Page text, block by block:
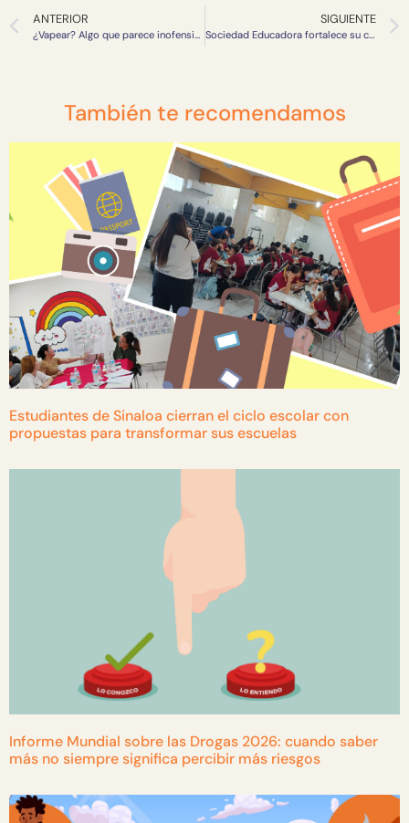
ANTERIOR
¿Vapear? Algo que parece inofensivo, pero no lo es
SIGUIENTE
Sociedad Educadora fortalece su compromiso con la institucionalidad y transparencia
También te recomendamos
Estudiantes de Sinaloa cierran el ciclo escolar con
propuestas para transformar sus escuelas
Informe Mundial sobre las Drogas 2026: cuando saber
más no siempre significa percibir más riesgos